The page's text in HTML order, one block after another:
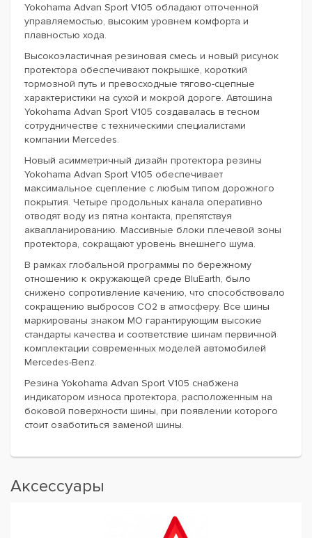
Yokohama Advan Sport V105 обладают отточенной
управляемостью, высоким уровнем комфорта и
плавностью хода.
Высокоэластичная резиновая смесь и новый рисунок
протектора обеспечивают покрышке, короткий
тормозной путь и превосходные тягово-сцепные
характеристики на сухой и мокрой дороге. Автошина
Yokohama Advan Sport V105 создавалась в тесном
сотрудничестве с техническими специалистами
компании Mercedes.
Новый асимметричный дизайн протектора резины
Yokohama Advan Sport V105 обеспечивает
максимальное сцепление с любым типом дорожного
покрытия. Четыре продольных канала оперативно
отводят воду из пятна контакта, препятствуя
аквапланированию. Массивные блоки плечевой зоны
протектора, сокращают уровень внешнего шума.
В рамках глобальной программы по бережному
отношению к окружающей среде BluEarth, было
снижено сопротивление качению, что способствовало
сокращению выбросов CO2 в атмосферу. Все шины
маркированы знаком MO гарантирующим высокие
стандарты качества и соответствие шинам первичной
комплектации современных моделей автомобилей
Mercedes-Benz.
Резина Yokohama Advan Sport V105 снабжена
индикатором износа протектора, расположенным на
боковой поверхности шины, при появлении которого
стоит озаботиться заменой шины.
Аксессуары